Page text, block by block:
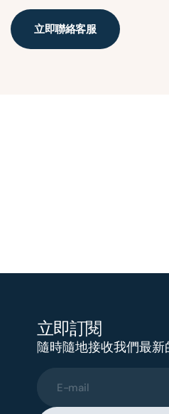
立即聯絡客服
立即訂閱
隨時隨地接收我們最
E-mail